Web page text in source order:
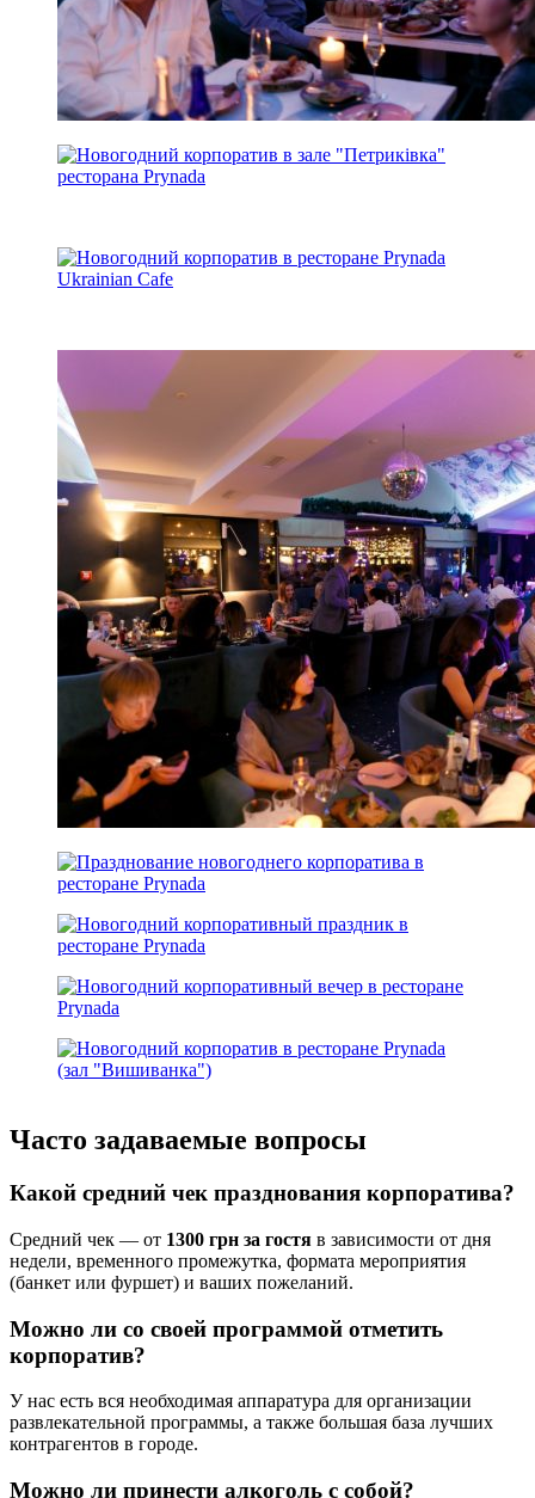
Часто задаваемые вопросы
Какой средний чек празднования корпоратива?
Средний чек — от 1300 грн за гостя в зависимости от дня
недели, временного промежутка, формата мероприятия
(банкет или фуршет) и ваших пожеланий.
Можно ли со своей программой отметить
корпоратив?
У нас есть вся необходимая аппаратура для организации
развлекательной программы, а также большая база лучших
контрагентов в городе.
Можно ли принести алкоголь с собой?